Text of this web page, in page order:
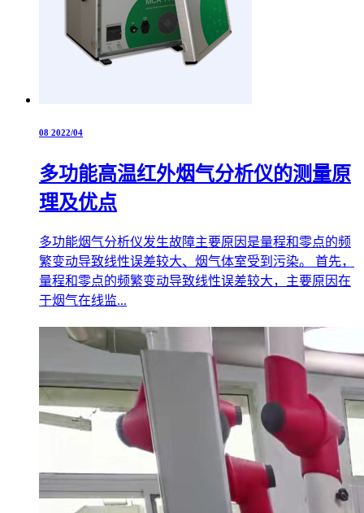
08 2022/04
多功能高温红外烟气分析仪的测量原
理及优点
多功能烟气分析仪发生故障主要原因是量程和零点的频
繁变动导致线性误差较大、烟气体室受到污染。 首先，
量程和零点的频繁变动导致线性误差较大，主要原因在
于烟气在线监...